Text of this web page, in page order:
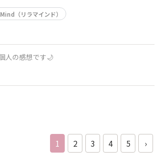
（リラマインド）
人の感想です🌙
1 2 3 4 5 ›